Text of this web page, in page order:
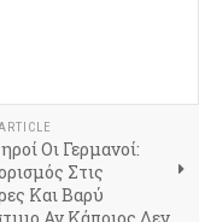
Οι Γερμανοί:
Στις
Και Βαρύ